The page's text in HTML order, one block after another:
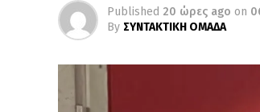
Published 20 ώρες ago on
By ΣΥΝΤΑΚΤΙΚΗ ΟΜΑΔΑ